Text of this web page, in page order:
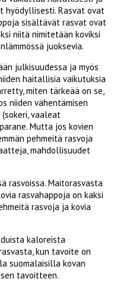
hyödyllisesti. Rasvat ovat
sisältävät rasvat ovat
niitä nimitetään koviksi
juoksevia.
julkisuudessa ja myös
haitallisia vaikutuksia
miten tärkeää on se,
niiden vähentämisen
vaaleat
Mutta jos kovien
pehmeitä rasvoja
mahdollisuudet
rasvoissa. Maitorasvasta
rasvahappoja on kaksi
rasvoja ja kovia
kaloreista
kun tavoite on
suomalaisilla kovan
tavoitteen.